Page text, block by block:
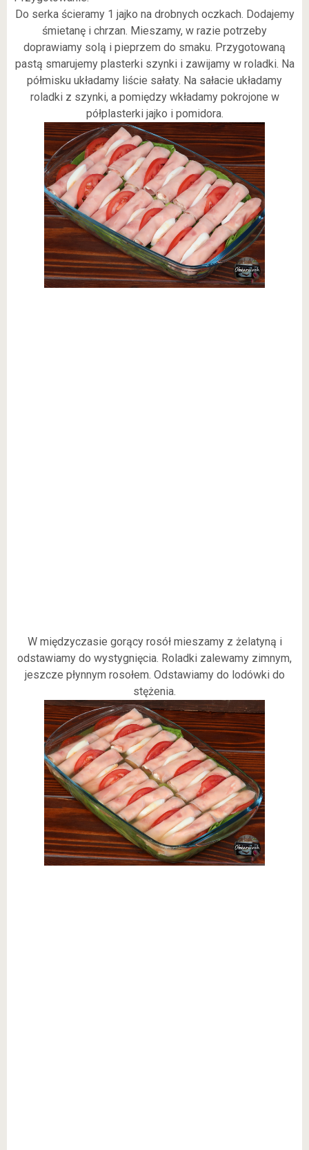
Do serka ścieramy 1 jajko na drobnych oczkach. Dodajemy
śmietanę i chrzan. Mieszamy, w razie potrzeby
doprawiamy solą i pieprzem do smaku. Przygotowaną
pastą smarujemy plasterki szynki i zawijamy w roladki. Na
półmisku układamy liście sałaty. Na sałacie układamy
roladki z szynki, a pomiędzy wkładamy pokrojone w
półplasterki jajko i pomidora.
W międzyczasie gorący rosół mieszamy z żelatyną i
odstawiamy do wystygnięcia. Roladki zalewamy zimnym,
jeszcze płynnym rosołem. Odstawiamy do lodówki do
stężenia.